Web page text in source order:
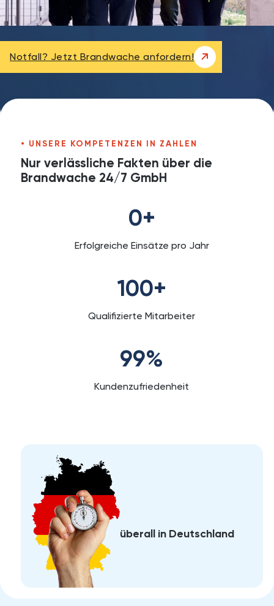
Notfall? Jetzt Brandwache anfordern!
UNSERE KOMPETENZEN IN ZAHLEN
Nur verlässliche Fakten über die
Brandwache 24/7 GmbH
0+
Erfolgreiche Einsätze pro Jahr
100+
Qualifizierte Mitarbeiter
99%
Kundenzufriedenheit
überall in Deutschland